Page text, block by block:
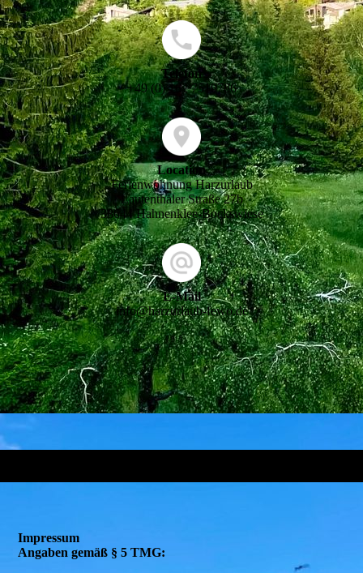
Telefon
+49 (0) 162 7510786
Location
Ferienwohnung Harzurlaub
Lautenthaler Straße 27b
38644 Hahnenklee-Bockswiese
E-Mail
info@harzurlaub-fewo.de
Impressum
Angaben gemäß § 5 TMG: